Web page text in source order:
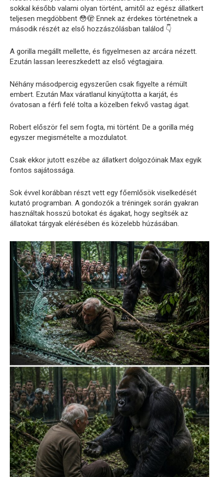
sokkal később valami olyan történt, amitől az egész állatkert
teljesen megdöbbent 😳🫣 Ennek az érdekes történetnek a
második részét az első hozzászólásban találod 👇
A gorilla megállt mellette, és figyelmesen az arcára nézett.
Ezután lassan leereszkedett az első végtagjaira.
Néhány másodpercig egyszerűen csak figyelte a rémült
embert. Ezután Max váratlanul kinyújtotta a karját, és
óvatosan a férfi felé tolta a közelben fekvő vastag ágat.
Robert először fel sem fogta, mi történt. De a gorilla még
egyszer megismételte a mozdulatot.
Csak ekkor jutott eszébe az állatkert dolgozóinak Max egyik
fontos sajátossága.
Sok évvel korábban részt vett egy főemlősök viselkedését
kutató programban. A gondozók a tréningek során gyakran
használtak hosszú botokat és ágakat, hogy segítsék az
állatokat tárgyak elérésében és közelebb húzásában.